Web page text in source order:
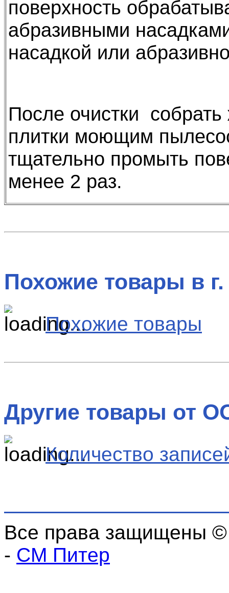
поверхность
абразивными
насадкой или
После очистки
плитки моющим
тщательно промыть
менее 2 раз.
Похожие товары в
Похожие товары
Другие товары от
Количество
Все права защищены
- СМ Питер